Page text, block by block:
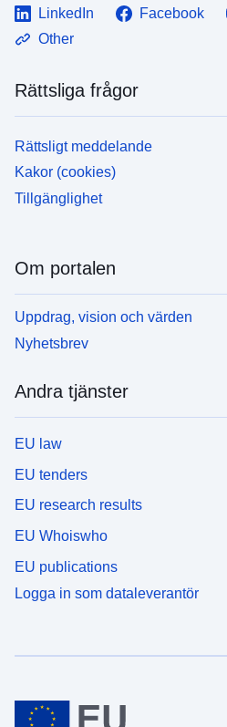
LinkedIn Facebook
Other
Rättsliga frågor
Rättsligt meddelande
Kakor (cookies)
Tillgänglighet
Om portalen
Uppdrag, vision och värden
Nyhetsbrev
Andra tjänster
EU law
EU tenders
EU research results
EU Whoiswho
EU publications
Logga in som dataleverantör